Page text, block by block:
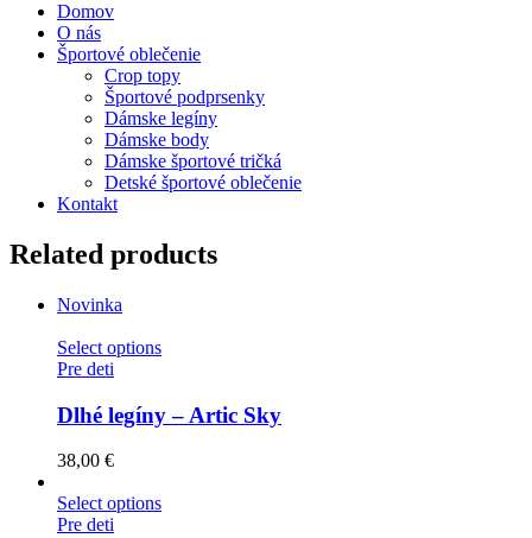
Domov
O nás
Športové oblečenie
Crop topy
Športové podprsenky
Dámske legíny
Dámske body
Dámske športové tričká
Detské športové oblečenie
Kontakt
Related products
Novinka
Select options
Pre deti
Dlhé legíny – Artic Sky
38,00 €
Select options
Pre deti